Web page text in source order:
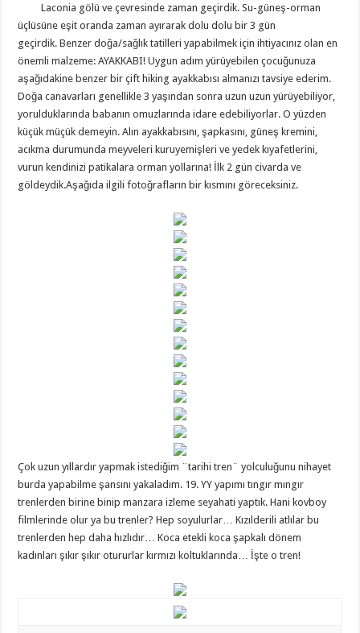
Laconia gölü ve çevresinde zaman geçirdik. Su-güneş-orman
üçlüsüne eşit oranda zaman ayırarak dolu dolu bir 3 gün
geçirdik. Benzer doğa/sağlık tatilleri yapabilmek için ihtiyacınız olan en
önemli malzeme: AYAKKABI! Uygun adım yürüyebilen çocuğunuza
aşağıdakine benzer bir çift hiking ayakkabısı almanızı tavsiye ederim.
Doğa canavarları genellikle 3 yaşından sonra uzun uzun yürüyebiliyor,
yorulduklarında babanın omuzlarında idare edebiliyorlar. O yüzden
küçük müçük demeyin. Alın ayakkabısını, şapkasını, güneş kremini,
acıkma durumunda meyveleri kuruyemişleri ve yedek kıyafetlerini,
vurun kendinizi patikalara orman yollarına! İlk 2 gün civarda ve
göldeydik.Aşağıda ilgili fotoğrafların bir kısmını göreceksiniz.
Çok uzun yıllardır yapmak istediğim ¨tarihi tren¨ yolculuğunu nihayet
burda yapabilme şansını yakaladım. 19. YY yapımı tıngır mıngır
trenlerden birine binip manzara izleme seyahati yaptık. Hani kovboy
filmlerinde olur ya bu trenler? Hep soyulurlar… Kızılderili atlılar bu
trenlerden hep daha hızlıdır… Koca etekli koca şapkalı dönem
kadınları şıkır şıkır otururlar kırmızı koltuklarında… İşte o tren!